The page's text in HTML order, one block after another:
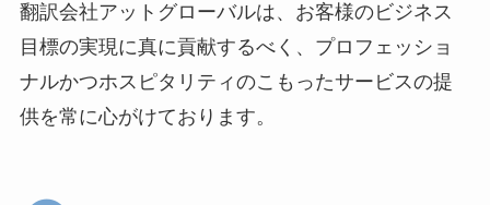
翻訳会社アットグローバルは、お客様のビジネス
目標の実現に真に貢献するべく、プロフェッショ
ナルかつホスピタリティのこもったサービスの提
供を常に心がけております。